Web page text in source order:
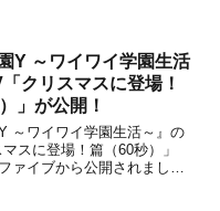
Y ～ワイワイ学園生活
クリスマスに登場！
」が公開！
Y ～ワイワイ学園生活～』の
スに登場！篇（60秒）」
ァイブから公開されまし